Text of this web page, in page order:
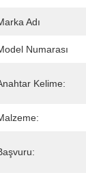
Adı
Numarası
Kelime: